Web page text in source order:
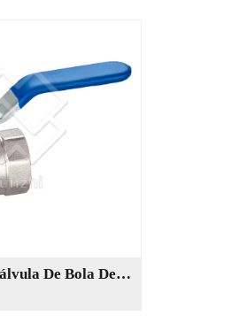
XFM01005 Válvula De Bola De Latón Con Rosca Externa